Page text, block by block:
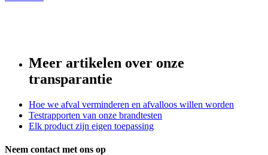
Meer artikelen over onze
transparantie
Hoe we afval verminderen en afvalloos willen worden
Testrapporten van onze brandtesten
Elk product zijn eigen toepassing
Neem contact met ons op